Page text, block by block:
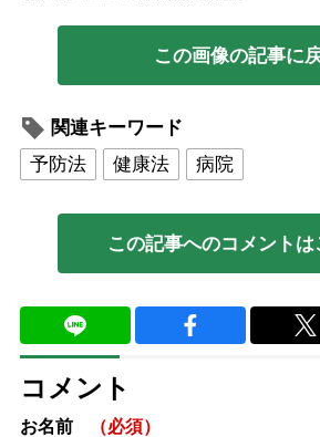
この画像の記事に
関連キーワード
予防法
健康法 病院
この記事へのコメントは
コメント
お名前 （必須）